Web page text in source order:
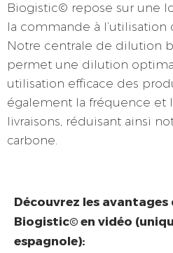
Biogistic© repose sur une
la commande à l’utilisation
Notre centrale de dilution
permet une dilution
utilisation efficace des
également la fréquence et
livraisons, réduisant ainsi
carbone.
Découvrez les
Biogistic© en vidéo
espagnole):